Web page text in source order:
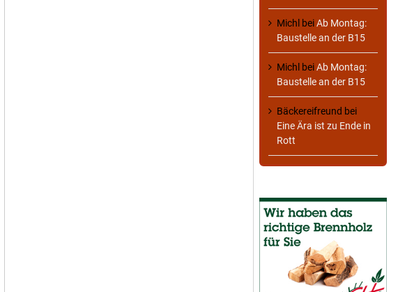
Michl beiAb Montag:
Baustelle an der B15
Michl beiAb Montag:
Baustelle an der B15
Bäckereifreund bei
Eine Ära ist zu Ende in
Rott